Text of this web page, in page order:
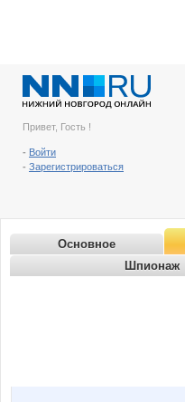
Привет, Гость !
- Войти
- Зарегистрироваться
Основное
Шпионаж